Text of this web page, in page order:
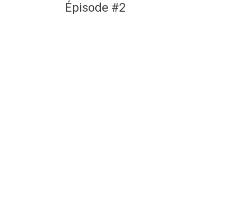
Épisode #2